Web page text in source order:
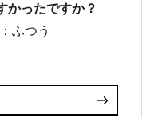
かったですか？
ふつう